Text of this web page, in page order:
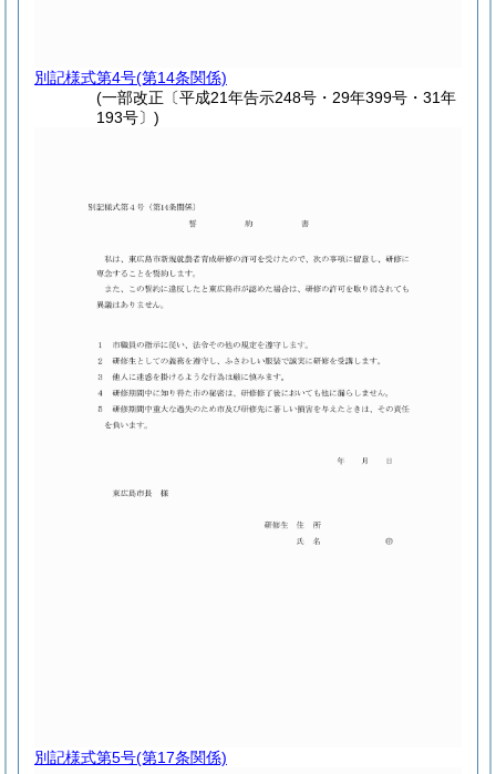
別記様式第4号(第14条関係)
(一部改正〔平成21年告示248号・29年399号・31年
193号〕)
別記様式第5号(第17条関係)